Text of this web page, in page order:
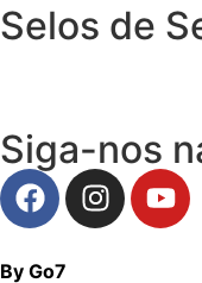
Selos de
Siga-nos
By Go7